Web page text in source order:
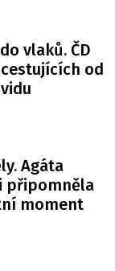
vlaků. ČD
od
Agáta
připomněla
moment